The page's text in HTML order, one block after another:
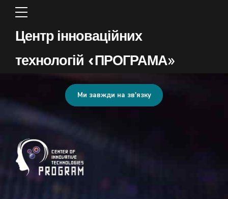
Центр інноваційних
технологій «ПРОГРАМА»
Ми завжди на зв'язку